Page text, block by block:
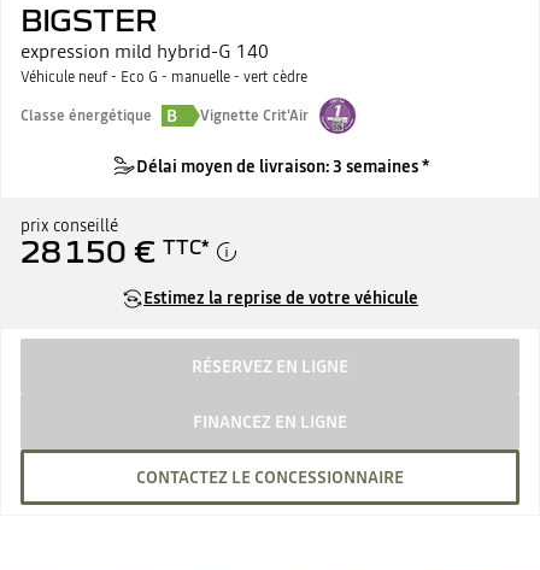
BIGSTER
expression mild hybrid-G 140
Véhicule neuf - Eco G - manuelle - vert cèdre
Classe énergétique
B Vignette Crit'Air
Délai moyen de livraison: 3 semaines *
prix conseillé
28 150 € TTC*
Estimez la reprise de votre véhicule
RÉSERVEZ EN LIGNE
FINANCEZ EN LIGNE
CONTACTEZ LE CONCESSIONNAIRE